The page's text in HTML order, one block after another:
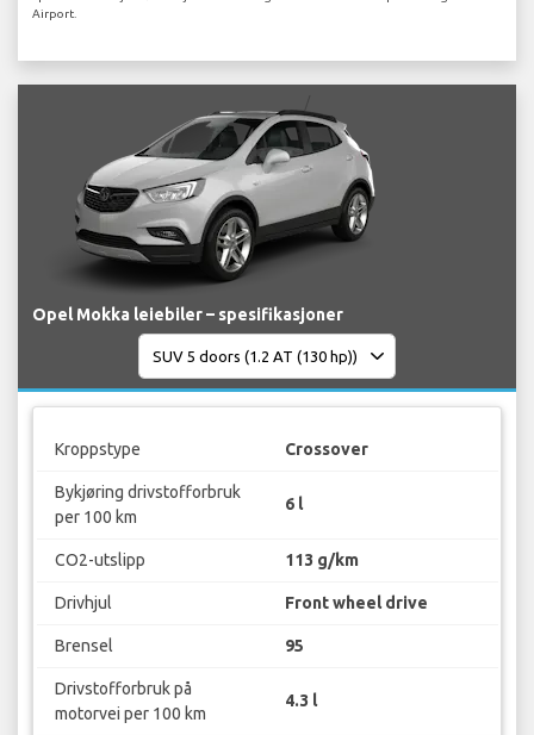
Airport.
Opel Mokka leiebiler – spesifikasjoner
Kroppstype Crossover
Bykjøring drivstofforbruk
per 100 km
6 l
CO2-utslipp 113 g/km
Drivhjul Front wheel drive
Brensel 95
Drivstofforbruk på
motorvei per 100 km
4.3 l